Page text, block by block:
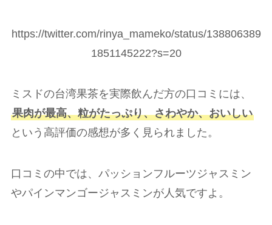
https://twitter.com/rinya_mameko/status/138806389
1851145222?s=20
ミスドの台湾果茶を実際飲んだ方の口コミには、
果肉が最高、粒がたっぷり、さわやか、おいしい
という高評価の感想が多く見られました。
口コミの中では、パッションフルーツジャスミン
やパインマンゴージャスミンが人気ですよ。